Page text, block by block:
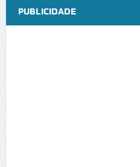
PUBLICIDADE